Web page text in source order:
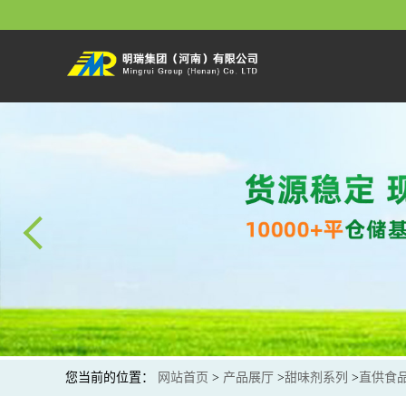
您当前的位置： 网站首页 > 产品展厅 >甜味剂系列 > 直供食